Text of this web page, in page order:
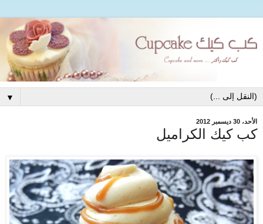
▼
الأحد، 30 ديسمبر 2012
كب كيك الكراميل